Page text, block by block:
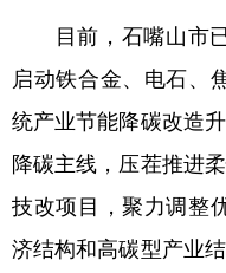
目前，石嘴山市已
启动铁合金、电石、
统产业节能降碳改造升
降碳主线，压茬推进
技改项目，聚力调整
济结构和高碳型产业